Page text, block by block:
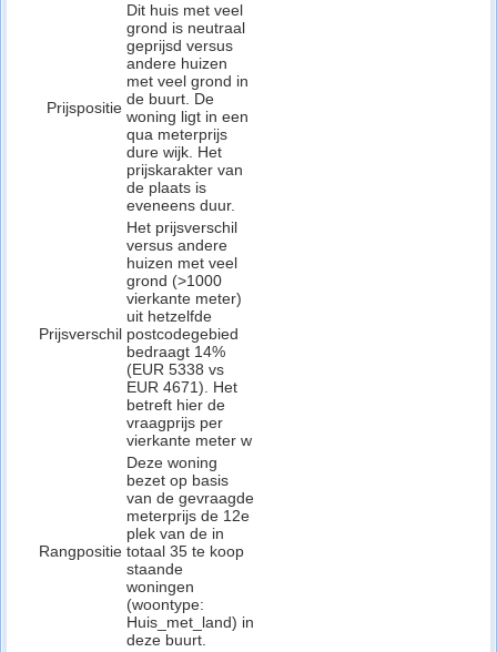
Prijspositie
Dit huis met veel
grond is neutraal
geprijsd versus
andere huizen
met veel grond in
de buurt. De
woning ligt in een
qua meterprijs
dure wijk. Het
prijskarakter van
de plaats is
eveneens duur.
Prijsverschil
Het prijsverschil
versus andere
huizen met veel
grond (>1000
vierkante meter)
uit hetzelfde
postcodegebied
bedraagt 14%
(EUR 5338 vs
EUR 4671). Het
betreft hier de
vraagprijs per
vierkante meter w
Rangpositie
Deze woning
bezet op basis
van de gevraagde
meterprijs de 12e
plek van de in
totaal 35 te koop
staande
woningen
(woontype:
Huis_met_land) in
deze buurt.